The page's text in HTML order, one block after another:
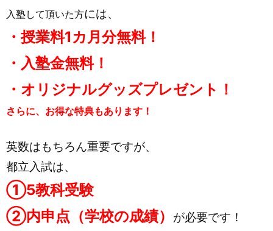
入塾して頂いた方には、
・授業料1カ月分無料！
・入塾金無料！
・オリジナルグッズプレゼント！
さらに、お得な特典もあります！
英数はもちろん重要ですが、
都立入試は、
①5教科受験
②内申点（学校の成績）
が必要です！